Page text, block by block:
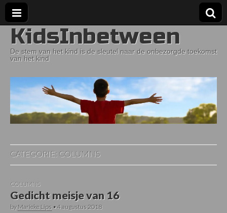
KidsInbetween
De stem van het kind is de sleutel naar de onbezorgde toekomst
van het kind
CATEGORIE: COLUMNS
COLUMNS
Gedicht meisje van 16
byMarieke Lips •4 augustus 2018